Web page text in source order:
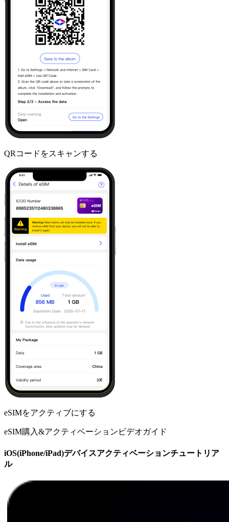
QRコードをスキャンする
eSIMをアクティブにする
eSIM購入&アクティベーションビデオガイド
iOS(iPhone/iPad)デバイスアクティベーションチュートリア
ル